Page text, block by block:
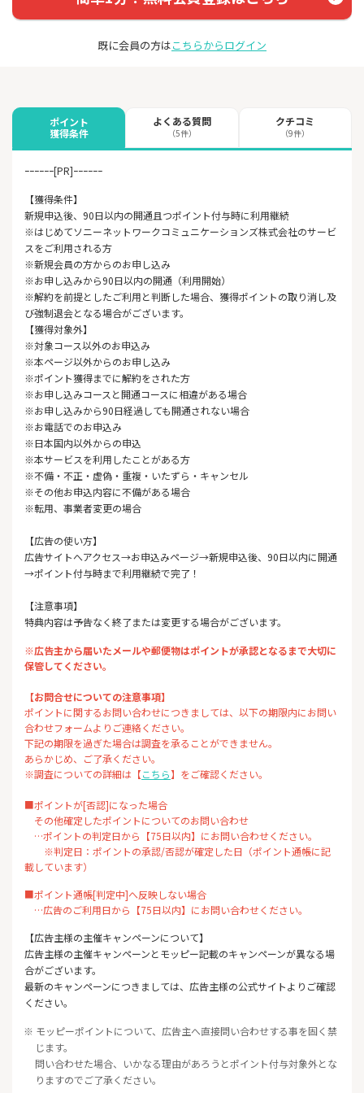
既に会員の方はこちらからログイン
ポイント
獲得条件
よくある質問
（5件）
クチコミ
（9件）
ｰｰｰｰｰｰ[PR]ｰｰｰｰｰｰ
【獲得条件】
新規申込後、90日以内の開通且つポイント付与時に利用継続
※はじめてソニーネットワークコミュニケーションズ株式会社のサービ
スをご利用される方
※新規会員の方からのお申し込み
※お申し込みから90日以内の開通（利用開始）
※解約を前提としたご利用と判断した場合、獲得ポイントの取り消し及
び強制退会となる場合がございます。
【獲得対象外】
※対象コース以外のお申込み
※本ページ以外からのお申し込み
※ポイント獲得までに解約をされた方
※お申し込みコースと開通コースに相違がある場合
※お申し込みから90日経過しても開通されない場合
※お電話でのお申込み
※日本国内以外からの申込
※本サービスを利用したことがある方
※不備・不正・虚偽・重複・いたずら・キャンセル
※その他お申込内容に不備がある場合
※転用、事業者変更の場合
【広告の使い方】
広告サイトへアクセス→お申込みページ→新規申込後、90日以内に開通
→ポイント付与時まで利用継続で完了！
【注意事項】
特典内容は予告なく終了または変更する場合がございます。
※広告主から届いたメールや郵便物はポイントが承認となるまで大切に
保管してください。
【お問合せについての注意事項】
ポイントに関するお問い合わせにつきましては、以下の期限内にお問い
合わせフォームよりご連絡ください。
下記の期限を過ぎた場合は調査を承ることができません。
あらかじめ、ご了承ください。
※調査についての詳細は【こちら】をご確認ください。
■ポイントが[否認]になった場合
その他確定したポイントについてのお問い合わせ
…ポイントの判定日から【75日以内】にお問い合わせください。
※判定日：ポイントの承認/否認が確定した日（ポイント通帳に記
載しています）
■ポイント通帳[判定中]へ反映しない場合
…広告のご利用日から【75日以内】にお問い合わせください。
【広告主様の主催キャンペーンについて】
広告主様の主催キャンペーンとモッピー記載のキャンペーンが異なる場
合がございます。
最新のキャンペーンにつきましては、広告主様の公式サイトよりご確認
ください。
※ モッピーポイントについて、広告主へ直接問い合わせする事を固く禁
じます。
問い合わせた場合、いかなる理由があろうとポイント付与対象外とな
りますのでご了承ください。